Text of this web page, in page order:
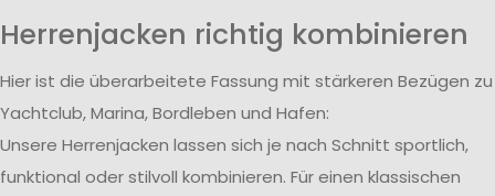
Herrenjacken richtig kombinieren
Hier ist die überarbeitete Fassung mit stärkeren Bezügen zu
Yachtclub, Marina, Bordleben und Hafen:
Unsere Herrenjacken lassen sich je nach Schnitt sportlich,
funktional oder stilvoll kombinieren. Für einen klassischen